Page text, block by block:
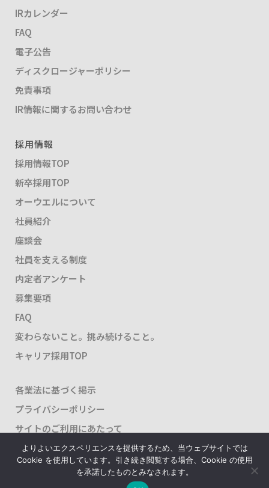
IRカレンダー
FAQ
電子公告
ディスクロージャーポリシー
免責事項
IR情報に関するお問い合わせ
採用情報
採用情報TOP
新卒採用TOP
オーウエルについて
社員紹介
座談会
社員を支える制度
内定者アンケート
募集要項
FAQ
変わらないこと。挑み続けること。
キャリア採用TOP
各業法に基づく掲示
プライバシーポリシー
サイトのご利用にあたって
よりよいエクスペリエンスを提供するため、当ウェブサイトでは
Cookie を使用しています。引き続き閲覧する場合、Cookie の使用
を承諾したものとみなされます。